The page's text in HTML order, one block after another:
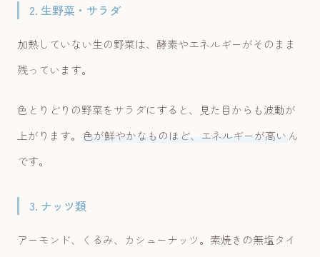
2. 生野菜・サラダ
加熱していない生の野菜は、酵素やエネルギーがそのまま
残っています。
色とりどりの野菜をサラダにすると、見た目からも波動が
上がります。 色が鮮やかなものほど、エネルギーが高い ん
です。
3. ナッツ類
アーモンド、くるみ、カシューナッツ。素焼きの無塩タイ